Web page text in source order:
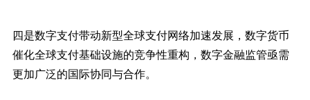
四是数字支付带动新型全球支付网络加速发展，数字货币
催化全球支付基础设施的竞争性重构，数字金融监管亟需
更加广泛的国际协同与合作。